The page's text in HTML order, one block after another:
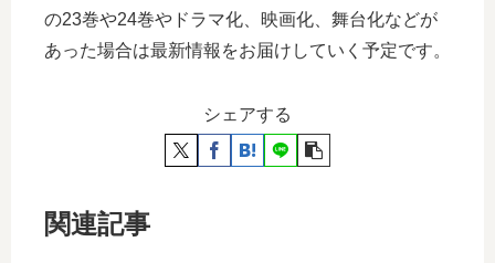
の23巻や24巻やドラマ化、映画化、舞台化などが
あった場合は最新情報をお届けしていく予定です。
シェアする
関連記事